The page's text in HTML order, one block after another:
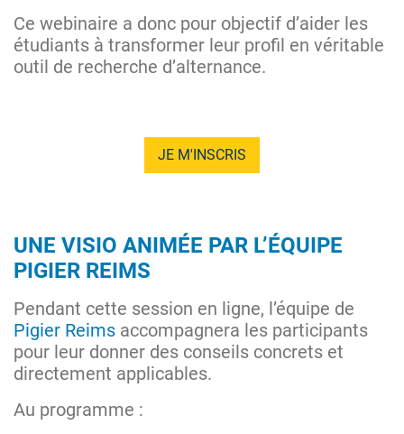
Ce webinaire a donc pour objectif d’aider les
étudiants à transformer leur profil en véritable
outil de recherche d’alternance.
JE M'INSCRIS
UNE VISIO ANIMÉE PAR L’ÉQUIPE
PIGIER REIMS
Pendant cette session en ligne, l’équipe de
Pigier Reims accompagnera les participants
pour leur donner des conseils concrets et
directement applicables.
Au programme :